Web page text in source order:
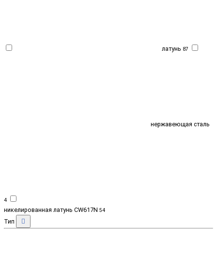
латунь 87
нержавеющая сталь
4
никелированная латунь CW617N 54
Тип